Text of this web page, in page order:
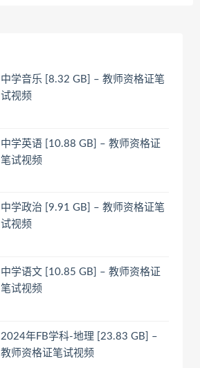
中学音乐 [8.32 GB] – 教师资格证笔
试视频
中学英语 [10.88 GB] – 教师资格证
笔试视频
中学政治 [9.91 GB] – 教师资格证笔
试视频
中学语文 [10.85 GB] – 教师资格证
笔试视频
2024年FB学科-地理 [23.83 GB] –
教师资格证笔试视频